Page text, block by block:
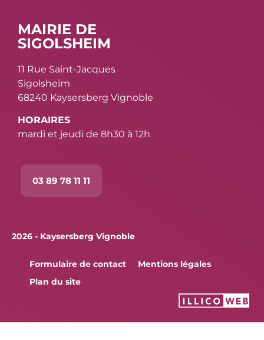
MAIRIE DE
SIGOLSHEIM
11 Rue Saint-Jacques
Sigolsheim
68240 Kaysersberg Vignoble
HORAIRES
mardi et jeudi de 8h30 à 12h
03 89 78 11 11
2026 - Kaysersberg Vignoble
Formulaire de contact
Mentions légales
Plan du site